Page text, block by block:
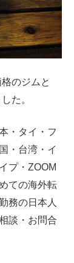
のジムと
た。
・タイ・フ
・台湾・イ
プ・ZOOM
ての海外転
務の日本人
談・お問合